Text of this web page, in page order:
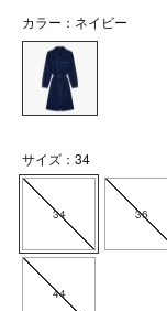
カラー：ネイビー
サイズ：34
34 36
44